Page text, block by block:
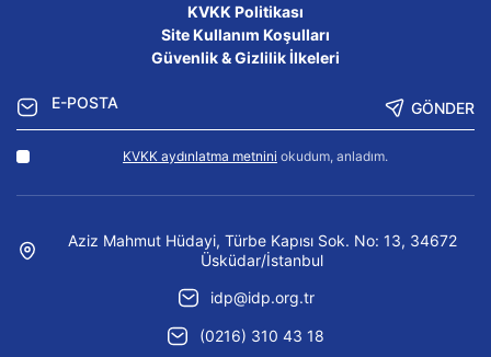
KVKK Politikası
Site Kullanım Koşulları
Güvenlik & Gizlilik İlkeleri
GÖNDER
KVKK aydınlatma metnini okudum, anladım.
Aziz Mahmut Hüdayi, Türbe Kapısı Sok. No: 13, 34672
Üsküdar/İstanbul
idp@idp.org.tr
(0216) 310 43 18